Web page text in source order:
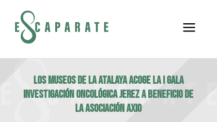
a
LOS MUSEOS DE LA ATALAYA ACOGE LA I GALA
INVESTIGACIÓN ONCOLÓGICA JEREZ A BENEFICIO DE
LA ASOCIACIÓN AXIO